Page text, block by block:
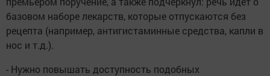
базовом наборе лекарств, которые отпускаются без
рецепта (например, антигистаминные средства, капли в
нос и т.д.).
- Нужно повышать доступность подобных